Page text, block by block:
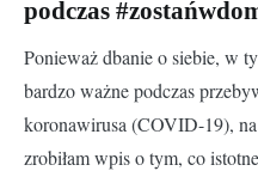
podczas
Ponieważ dbanie o siebie, w
bardzo ważne podczas
koronawirusa (COVID-19),
zrobiłam wpis o tym, co